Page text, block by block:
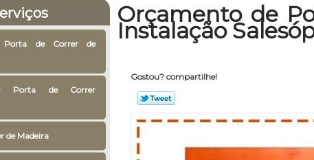
Porta de Correr de
Porta de Correr
de Madeira
Orçamento de
Instalação
Gostou? compartilhe!